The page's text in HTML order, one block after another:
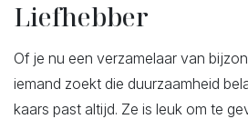
Liefhebber
Of je nu een verzamelaar van
iemand zoekt die duurzaamheid
kaars past altijd. Ze is leuk om te